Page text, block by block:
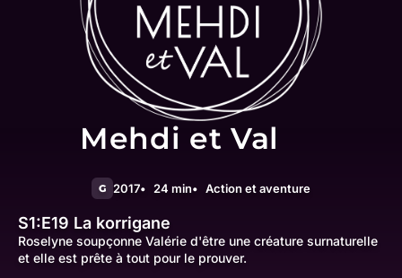
Mehdi et Val
G 2017 24 min Action et aventure
S1:E19 La korrigane
Roselyne soupçonne Valérie d'être une créature surnaturelle
et elle est prête à tout pour le prouver.